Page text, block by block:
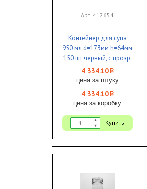
Арт. 412654
Контейнер для супа
950 мл d=173мм h=64мм
150 шт черный, с прозр.
крышкой ПП 1/1 ВЗЛП
4 334.10i
цена за штуку
4 334.10i
цена за коробку
Купить